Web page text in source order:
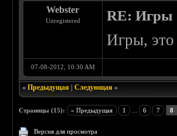
Webster
Unregistered RE: Игры
Игры, это
07-08-2012, 10:30 AM
«Предыдущая |Следующая »
Страницы (15): « Предыдущая 1 6 7 8
Версия для просмотра